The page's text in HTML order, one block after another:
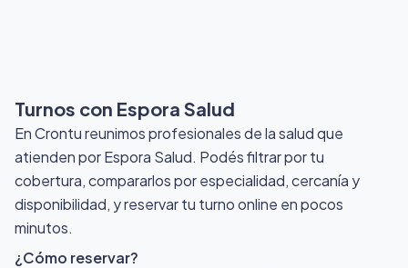
Turnos con Espora Salud
En Crontu reunimos profesionales de la salud que
atienden por Espora Salud. Podés filtrar por tu
cobertura, compararlos por especialidad, cercanía y
disponibilidad, y reservar tu turno online en pocos
minutos.
¿Cómo reservar?